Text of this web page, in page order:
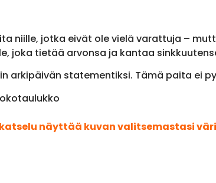
niille, jotka eivät ole vielä varattuja –
joka tietää arvonsa ja kantaa
arkipäivän statementiksi. Tämä paita ei
näyttää kuvan valitsemastasi